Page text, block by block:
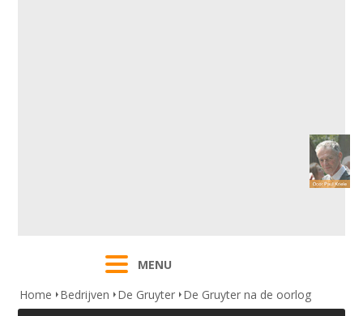
MENU
Home
Bedrijven De Gruyter De Gruyter na de oorlog